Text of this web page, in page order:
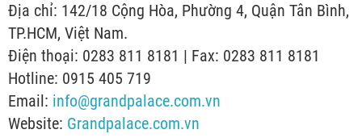
Địa chỉ: 142/18 Cộng Hòa, Phường 4, Quận Tân Bình,
TP.HCM, Việt Nam.
Điện thoại: 0283 811 8181 | Fax: 0283 811 8181
Hotline: 0915 405 719
Email: info@grandpalace.com.vn
Website: Grandpalace.com.vn